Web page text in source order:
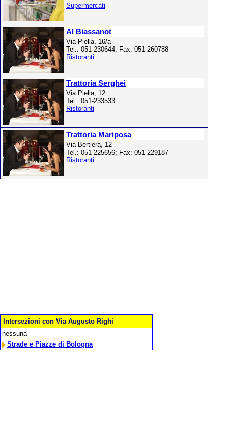
Supermercati
Al Biassanot
Via Piella, 16/a
Tel.: 051-230644; Fax: 051-260788
Ristoranti
Trattoria Serghei
Via Piella, 12
Tel.: 051-233533
Ristoranti
Trattoria Mariposa
Via Bertiera, 12
Tel.: 051-225656; Fax: 051-229187
Ristoranti
Intersezioni con Via Augusto Righi
nessuna
Strade e Piazze di Bologna